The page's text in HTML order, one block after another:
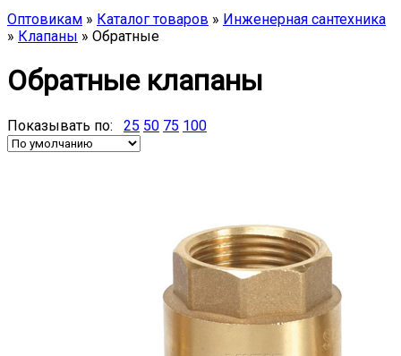
Оптовикам » Каталог товаров » Инженерная сантехника
» Клапаны » Обратные
Обратные клапаны
Показывать по: 25 50 75 100